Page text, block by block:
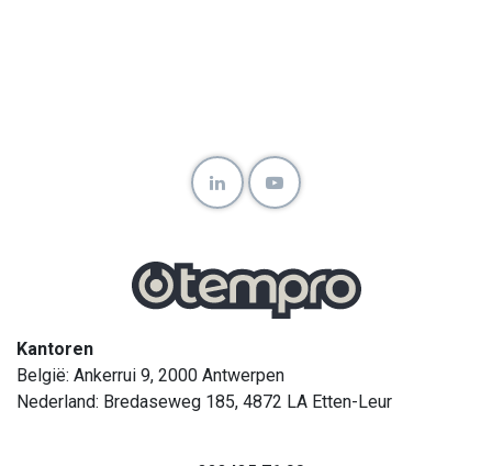
Kantoren
België: Ankerrui 9, 2000 Antwerpen
Nederland: Bredaseweg 185, 4872 LA Etten-Leur